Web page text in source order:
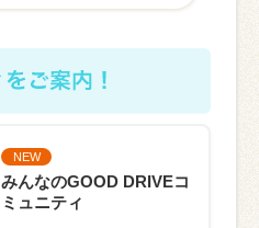
NEW
みんなのGOOD DRIVEコ
ミュニティ